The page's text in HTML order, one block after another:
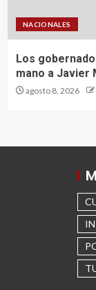
NACIONALES
Los
mano a Javier
agosto 8, 2026